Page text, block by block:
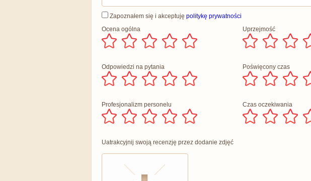
Zapoznałem się i akceptuję politykę prywatności
Ocena ogólna
Uprzejmość
Odpowiedzi na pytania Poświęcony czas
Profesjonalizm personelu Czas oczekiwania
Uatrakcyjnij swoją recenzję przez dodanie zdjęć